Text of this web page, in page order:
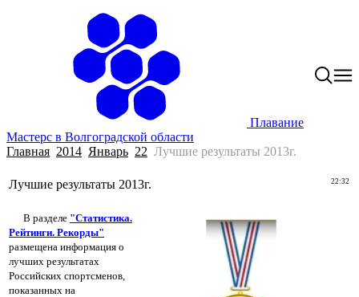
Плавание
Мастерс в Волгоградской области
Главная 2014 Январь 22 Лучшие результаты 2013г.
22:32
Лучшие результаты 2013г.
В разделе "Статистика.
Рейтинги. Рекорды"
размещена информация о
лучших результатах
Российских спортсменов,
показанных на